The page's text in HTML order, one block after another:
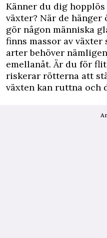
Känner du dig
växter? När de
gör någon människa
finns massor av växter
arter behöver
emellanåt. Är du för
riskerar rötterna att
växten kan ruttna och